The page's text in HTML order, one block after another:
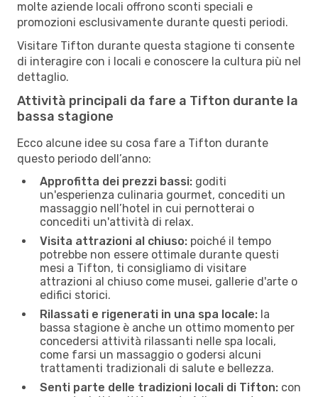
molte aziende locali offrono sconti speciali e
promozioni esclusivamente durante questi periodi.
Visitare Tifton durante questa stagione ti consente
di interagire con i locali e conoscere la cultura più nel
dettaglio.
Attività principali da fare a Tifton durante la
bassa stagione
Ecco alcune idee su cosa fare a Tifton durante
questo periodo dell’anno:
Approfitta dei prezzi bassi: goditi
un'esperienza culinaria gourmet, concediti un
massaggio nell’hotel in cui pernotterai o
concediti un'attività di relax.
Visita attrazioni al chiuso: poiché il tempo
potrebbe non essere ottimale durante questi
mesi a Tifton, ti consigliamo di visitare
attrazioni al chiuso come musei, gallerie d'arte o
edifici storici.
Rilassati e rigenerati in una spa locale: la
bassa stagione è anche un ottimo momento per
concedersi attività rilassanti nelle spa locali,
come farsi un massaggio o godersi alcuni
trattamenti tradizionali di salute e bellezza.
Senti parte delle tradizioni locali di Tifton: con